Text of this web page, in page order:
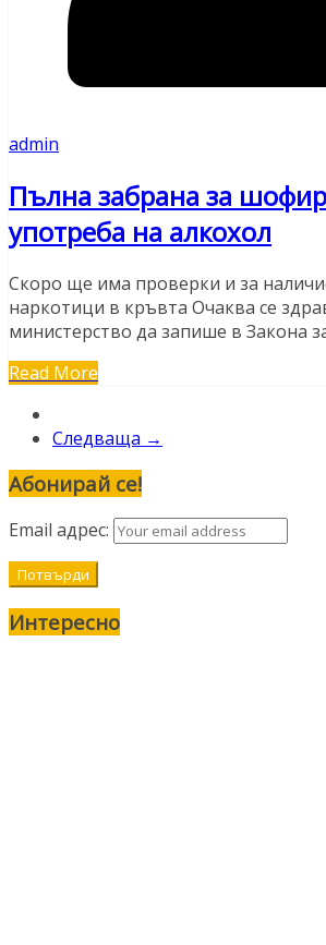
admin
Пълна забрана за
употреба на алкохол
Скоро ще има проверки и за
наркотици в кръвта Очаква се
министерство да запише в Закона
Read More
Следваща →
Абонирай се!
Email адрес:
Интересно